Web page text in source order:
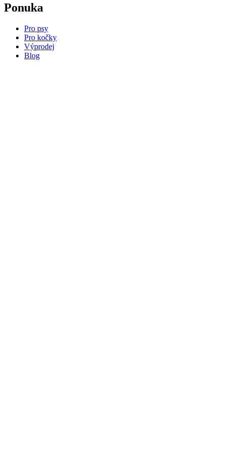
Ponuka
Pro psy
Pro kočky
Výprodej
Blog